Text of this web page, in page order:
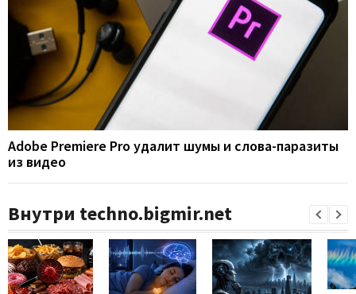
Adobe Premiere Pro удалит шумы и слова-паразиты
из видео
Внутри techno.bigmir.net